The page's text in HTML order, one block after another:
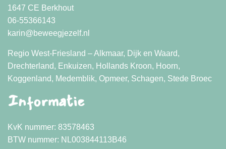
1647 CE Berkhout
06-55366143
karin@beweegjezelf.nl
Regio West-Friesland – Alkmaar, Dijk en Waard,
Drechterland, Enkuizen, Hollands Kroon, Hoorn,
Koggenland, Medemblik, Opmeer, Schagen, Stede Broec
Informatie
KvK nummer: 83578463
BTW nummer: NL003844113B46